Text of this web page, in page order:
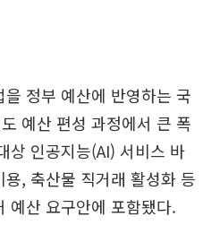
정부 예산에 반영하는 국
예산 편성 과정에서 큰 폭
상 인공지능(AI) 서비스 바
, 축산물 직거래 활성화 등
예산 요구안에 포함됐다.